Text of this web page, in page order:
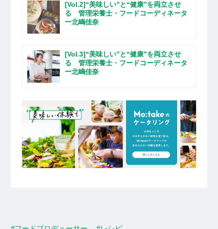
[Vol.2]“美味しい”と“健康”を両立させ
る 管理栄養士・フードコーディネータ
ー北嶋佳奈
[Vol.3]“美味しい”と“健康”を両立させ
る 管理栄養士・フードコーディネータ
ー北嶋佳奈